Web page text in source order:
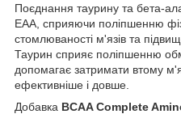
Поєднання таурину та бета-
EAA, сприяючи поліпшенню
стомлюваності м'язів та
Таурин сприяє поліпшенню
допомагає затримати втому
ефективніше і довше.
Добавка BCAA Complete